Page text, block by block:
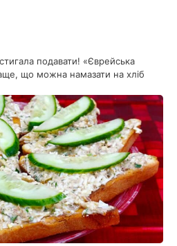
подавати! «Єврейська
що можна намазати на хліб